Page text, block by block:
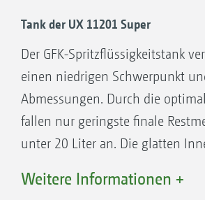
Tank der UX 11201 Super
Der GFK-Spritzflüssigkeitstank
einen niedrigen Schwerpunkt
Abmessungen. Durch die
fallen nur geringste finale
unter 20 Liter an. Die glatten
Reinigung. Die zwei
Weitere Informationen +